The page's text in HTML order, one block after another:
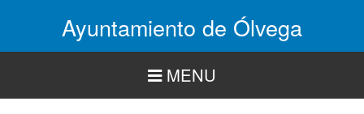
Ayuntamiento de Ólvega
MENU